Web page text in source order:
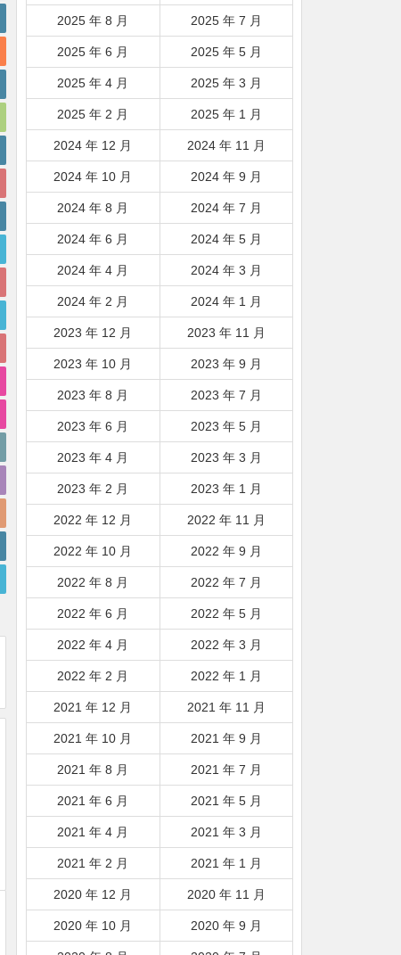
2025 年 8 月 2025 年 7 月
2025 年 6 月 2025 年 5 月
2025 年 4 月 2025 年 3 月
2025 年 2 月 2025 年 1 月
2024 年 12 月 2024 年 11 月
2024 年 10 月 2024 年 9 月
2024 年 8 月 2024 年 7 月
2024 年 6 月 2024 年 5 月
2024 年 4 月 2024 年 3 月
2024 年 2 月 2024 年 1 月
2023 年 12 月 2023 年 11 月
2023 年 10 月 2023 年 9 月
2023 年 8 月 2023 年 7 月
2023 年 6 月 2023 年 5 月
2023 年 4 月 2023 年 3 月
2023 年 2 月 2023 年 1 月
2022 年 12 月 2022 年 11 月
2022 年 10 月 2022 年 9 月
2022 年 8 月 2022 年 7 月
2022 年 6 月 2022 年 5 月
2022 年 4 月 2022 年 3 月
2022 年 2 月 2022 年 1 月
2021 年 12 月 2021 年 11 月
2021 年 10 月 2021 年 9 月
2021 年 8 月 2021 年 7 月
2021 年 6 月 2021 年 5 月
2021 年 4 月 2021 年 3 月
2021 年 2 月 2021 年 1 月
2020 年 12 月 2020 年 11 月
2020 年 10 月 2020 年 9 月